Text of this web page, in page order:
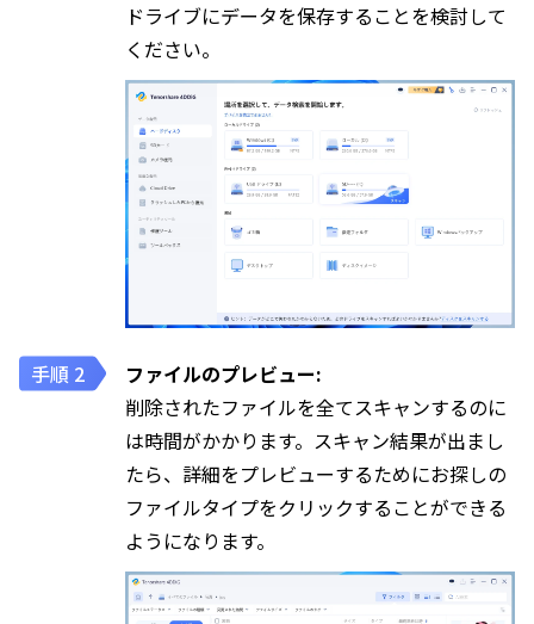
ドライブにデータを保存することを検討して
ください。
ファイルのプレビュー:
削除されたファイルを全てスキャンするのに
は時間がかかります。スキャン結果が出まし
たら、詳細をプレビューするためにお探しの
ファイルタイプをクリックすることができる
ようになります。